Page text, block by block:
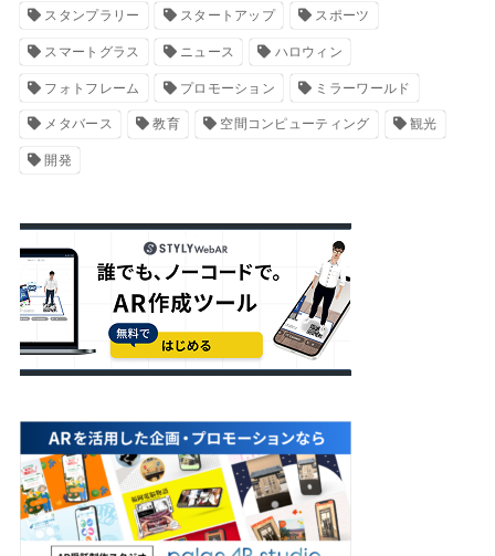
スタンプラリー スタートアップ スポーツ
スマートグラス ニュース ハロウィン
フォトフレーム プロモーション ミラーワールド
メタバース 教育 空間コンピューティング 観光
開発